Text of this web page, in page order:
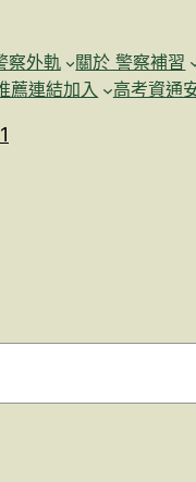
察外軌 關於 警察補習
薦連結加入 高考資通